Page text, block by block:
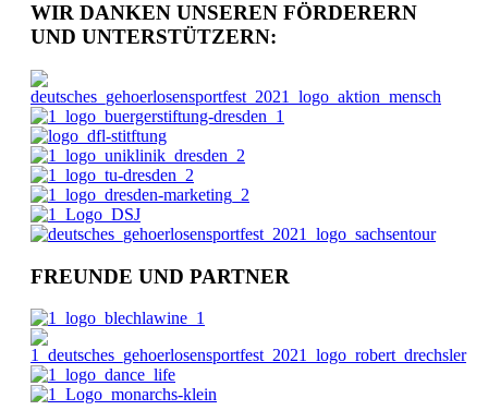
WIR DANKEN UNSEREN FÖRDERERN
UND UNTERSTÜTZERN:
FREUNDE UND PARTNER